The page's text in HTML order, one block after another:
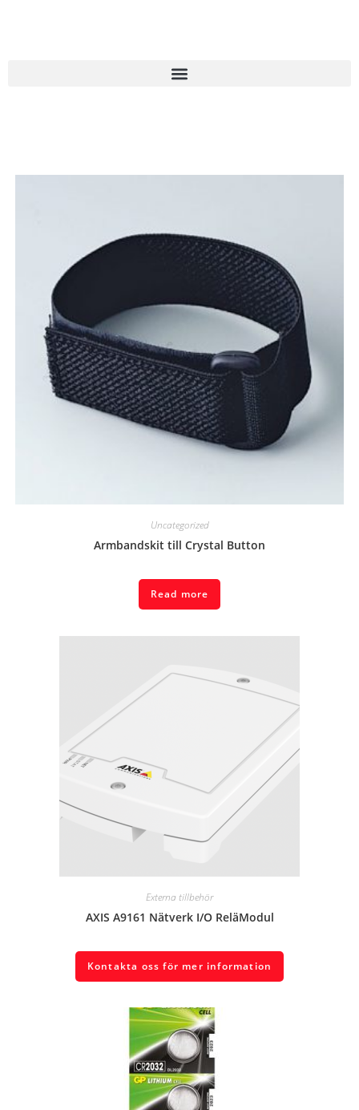
Uncategorized
Armbandskit till Crystal Button
Read more
Externa tillbehör
AXIS A9161 Nätverk I/O ReläModul
Kontakta oss för mer information